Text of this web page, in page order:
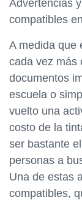
Advertencias
compatibles
A medida que
cada vez más
documentos
escuela o
vuelto una
costo de la
ser bastante
personas a
Una de estas
compatibles,